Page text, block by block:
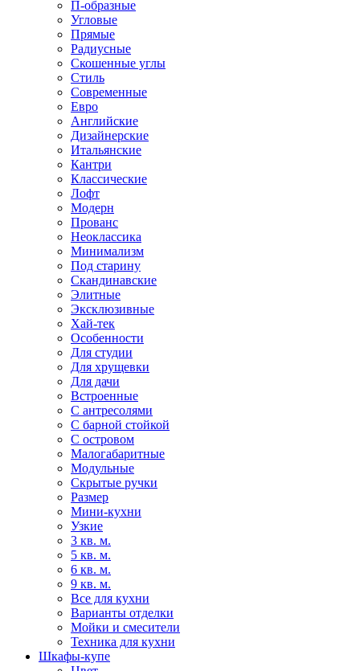
П-образные
Угловые
Прямые
Радиусные
Скошенные углы
Стиль
Современные
Евро
Английские
Дизайнерские
Итальянские
Кантри
Классические
Лофт
Модерн
Прованс
Неоклассика
Минимализм
Под старину
Скандинавские
Элитные
Эксклюзивные
Хай-тек
Особенности
Для студии
Для хрущевки
Для дачи
Встроенные
С антресолями
С барной стойкой
С островом
Малогабаритные
Модульные
Скрытые ручки
Размер
Мини-кухни
Узкие
3 кв. м.
5 кв. м.
6 кв. м.
9 кв. м.
Все для кухни
Варианты отделки
Мойки и смесители
Техника для кухни
Шкафы-купе